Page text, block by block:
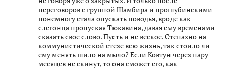
переговоров с группой Шамбира и прошубинскими
понемногу стала опускать поводья, вроде как
слегонца пропуская Тюкавина, давая ему временами
сказать свое слово. Пусть и не веское. Степахно на
коммунистической стезе всю жизнь, так стоило ли
ему менять шило на мыло? Если Ковтун через пару
месяцев не скинут, то она сможет его, как